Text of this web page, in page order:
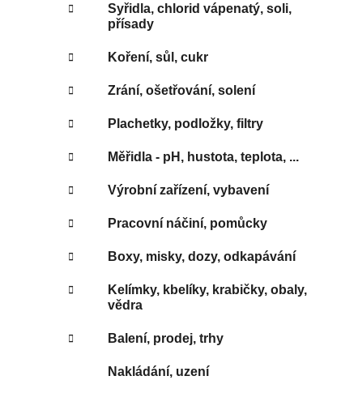
Syřidla, chlorid vápenatý, soli,
přísady
Koření, sůl, cukr
Zrání, ošetřování, solení
Plachetky, podložky, filtry
Měřidla - pH, hustota, teplota, ...
Výrobní zařízení, vybavení
Pracovní náčiní, pomůcky
Boxy, misky, dozy, odkapávání
Kelímky, kbelíky, krabičky, obaly,
vědra
Balení, prodej, trhy
Nakládání, uzení